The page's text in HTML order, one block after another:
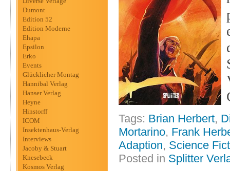
Dumont
Edition 52
Edition Moderne
Ehapa
Epsilon
Erko
Events
Glücklicher Montag
Hannibal Verlag
Hanser Verlag
Heyne
Hinstorff
ICOM
Insektenhaus-Verlag
Interviews
Jacoby & Stuart
Knesebeck
Kosmos Verlag
Tags: Brian Herbert,
Mortarino, Frank
Adaption, Science
Posted in Splitter